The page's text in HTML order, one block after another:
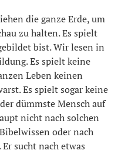
die ganze Erde, um
zu halten. Es spielt
bist. Wir lesen in
Es spielt keine
Leben keinen
Es spielt sogar keine
dümmste Mensch auf
nicht nach solchen
oder nach
sucht nach etwas